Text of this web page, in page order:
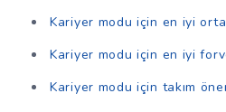
Kariyer modu için en iyi
Kariyer modu için en iyi
Kariyer modu için takım